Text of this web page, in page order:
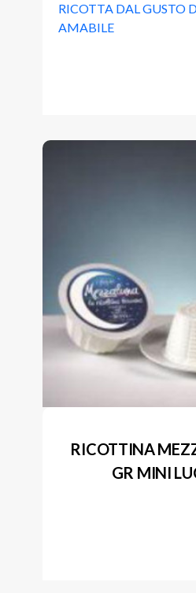
RICOTTA DAL GUSTO
AMABILE
RICOTTINA
GR MINI